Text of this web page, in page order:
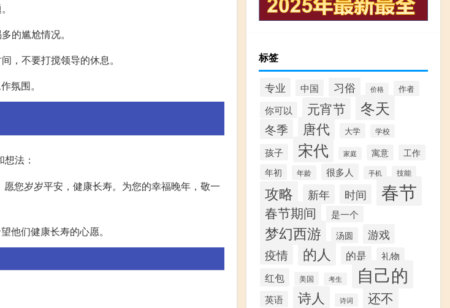
的尴尬情况。
，不要打搅领导的休息。
氛围。
法：
您岁岁平安，健康长寿。为您的幸福晚年，敬一
他们健康长寿的心愿。
标签
专业 中国 习俗 价格 作者
你可以 元宵节 冬天
冬季 唐代 大学 学校
孩子 宋代 家庭 寓意
工作
年初
年龄 很多人 手机 技能
攻略 新年 时间 春节
春节期间 是一个
梦幻西游 汤圆 游戏
疫情 的人 的是 礼物
红包 美国 考生 自己的
英语 诗人 诗词 还不